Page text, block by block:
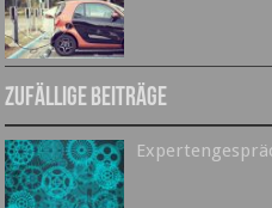
Zufällige Beiträge